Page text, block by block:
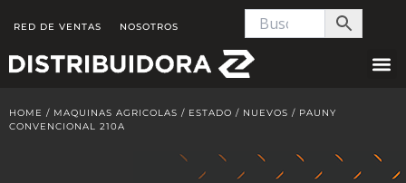
content
RED DE VENTAS NOSOTROS
HOME / MAQUINAS AGRICOLAS / ESTADO / NUEVOS / PAUNY
CONVENCIONAL 210A